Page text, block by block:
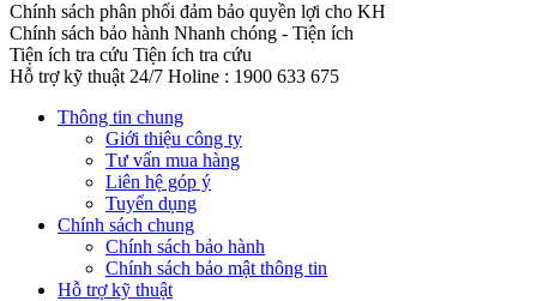
Chính sách phân phối đảm bảo quyền lợi cho KH
Chính sách bảo hành Nhanh chóng - Tiện ích
Tiện ích tra cứu Tiện ích tra cứu
Hỗ trợ kỹ thuật 24/7 Holine : 1900 633 675
Thông tin chung
Giới thiệu công ty
Tư vấn mua hàng
Liên hệ góp ý
Tuyển dụng
Chính sách chung
Chính sách bảo hành
Chính sách bảo mật thông tin
Hỗ trợ kỹ thuật